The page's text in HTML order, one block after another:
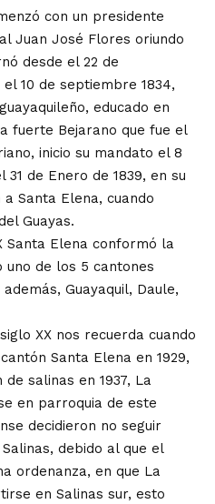
con un presidente
Juan José Flores oriundo
desde el 22 de
10 de septiembre 1834,
educado en
fuerte Bejarano que fue el
inicio su mandato el 8
de Enero de 1839, en su
Santa Elena, cuando
Guayas.
Santa Elena conformó la
uno de los 5 cantones
Guayaquil, Daule,
XX nos recuerda cuando
Santa Elena en 1929,
salinas en 1937, La
en parroquia de este
decidieron no seguir
debido al que el
ordenanza, en que La
en Salinas sur, esto